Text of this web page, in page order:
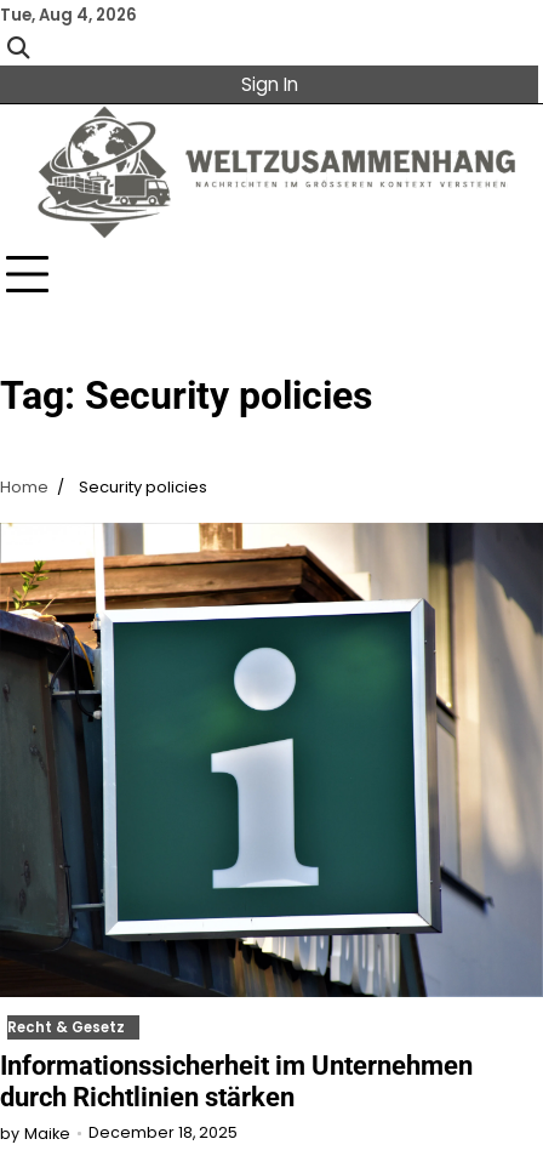
Skip
to
content
Tue, Aug 4, 2026
Sign In
Tag: Security policies
Home Security policies
Recht & Gesetz
Informationssicherheit im Unternehmen
durch Richtlinien stärken
by Maike December 18, 2025